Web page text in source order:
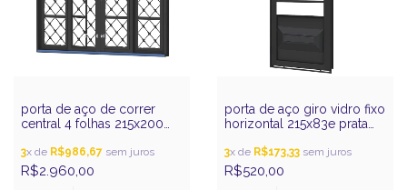
porta de aço de correr
central 4 folhas 215x200
3x de R$986,67 sem juros
R$2.960,00
porta de aço giro vidro fixo
horizontal 215x83e prata
3x de R$173,33 sem juros
R$520,00